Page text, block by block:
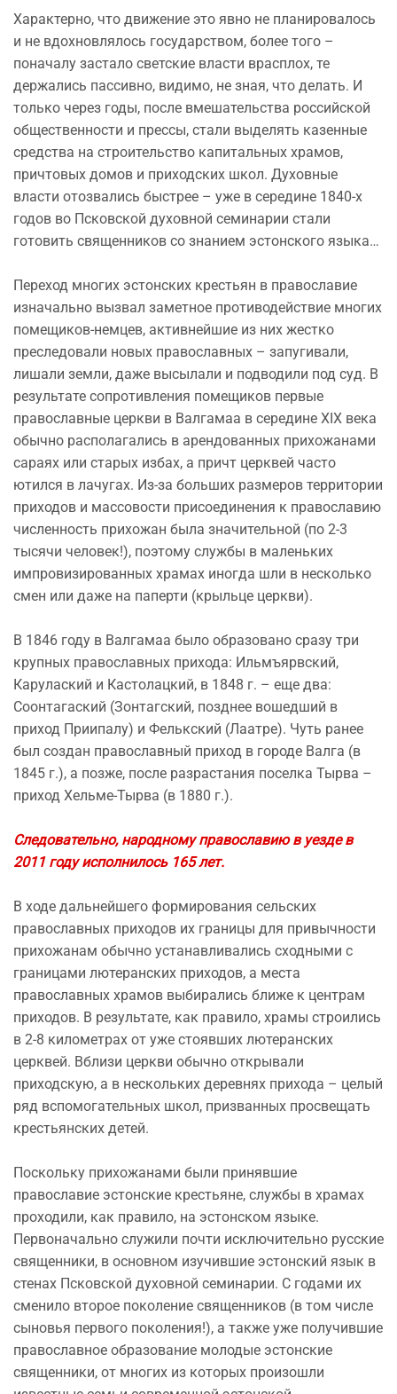
Характерно, что движение это явно не планировалось
и не вдохновлялось государством, более того –
поначалу застало светские власти врасплох, те
держались пассивно, видимо, не зная, что делать. И
только через годы, после вмешательства российской
общественности и прессы, стали выделять казенные
средства на строительство капитальных храмов,
причтовых домов и приходских школ. Духовные
власти отозвались быстрее – уже в середине 1840-х
годов во Псковской духовной семинарии стали
готовить священников со знанием эстонского языка…
Переход многих эстонских крестьян в православие
изначально вызвал заметное противодействие многих
помещиков-немцев, активнейшие из них жестко
преследовали новых православных – запугивали,
лишали земли, даже высылали и подводили под суд. В
результате сопротивления помещиков первые
православные церкви в Валгамаа в середине XIX века
обычно располагались в арендованных прихожанами
сараях или старых избах, а причт церквей часто
ютился в лачугах. Из-за больших размеров территории
приходов и массовости присоединения к православию
численность прихожан была значительной (по 2-3
тысячи человек!), поэтому службы в маленьких
импровизированных храмах иногда шли в несколько
смен или даже на паперти (крыльце церкви).
В 1846 году в Валгамаа было образовано сразу три
крупных православных прихода: Ильмъярвский,
Карулаский и Кастолацкий, в 1848 г. – еще два:
Соонтагаский (Зонтагский, позднее вошедший в
приход Приипалу) и Фелькский (Лаатре). Чуть ранее
был создан православный приход в городе Валга (в
1845 г.), а позже, после разрастания поселка Тырва –
приход Хельме-Тырва (в 1880 г.).
Следовательно, народному православию в уезде в
2011 году исполнилось 165 лет.
В ходе дальнейшего формирования сельских
православных приходов их границы для привычности
прихожанам обычно устанавливались сходными с
границами лютеранских приходов, а места
православных храмов выбирались ближе к центрам
приходов. В результате, как правило, храмы строились
в 2-8 километрах от уже стоявших лютеранских
церквей. Вблизи церкви обычно открывали
приходскую, а в нескольких деревнях прихода – целый
ряд вспомогательных школ, призванных просвещать
крестьянских детей.
Поскольку прихожанами были принявшие
православие эстонские крестьяне, службы в храмах
проходили, как правило, на эстонском языке.
Первоначально служили почти исключительно русские
священники, в основном изучившие эстонский язык в
стенах Псковской духовной семинарии. С годами их
сменило второе поколение священников (в том числе
сыновья первого поколения!), а также уже получившие
православное образование молодые эстонские
священники, от многих из которых произошли